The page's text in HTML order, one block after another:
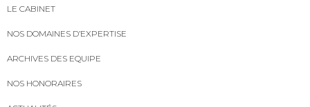
LE CABINET
NOS DOMAINES D’EXPERTISE
ARCHIVES DES EQUIPE
NOS HONORAIRES